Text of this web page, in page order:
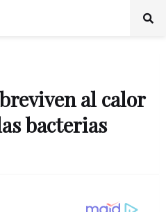
al calor
bacterias